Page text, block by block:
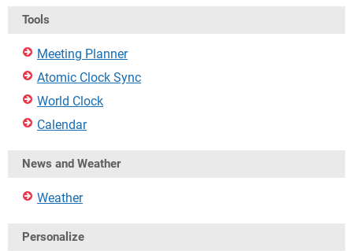
Tools
Meeting Planner
Atomic Clock Sync
World Clock
Calendar
News and Weather
Weather
Personalize